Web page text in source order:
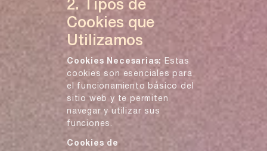
2. Tipos de
Cookies que
Utilizamos
Cookies Necesarias:
Estas
cookies son esenciales para
el funcionamiento básico del
sitio web y te permiten
navegar y utilizar sus
funciones.
Cookies de